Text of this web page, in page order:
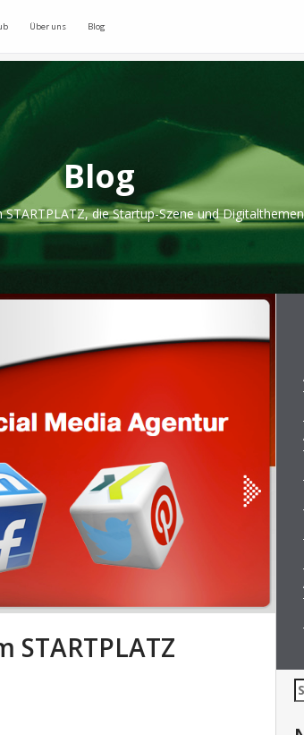
Über uns Blog
Blog
die Startup-Szene und